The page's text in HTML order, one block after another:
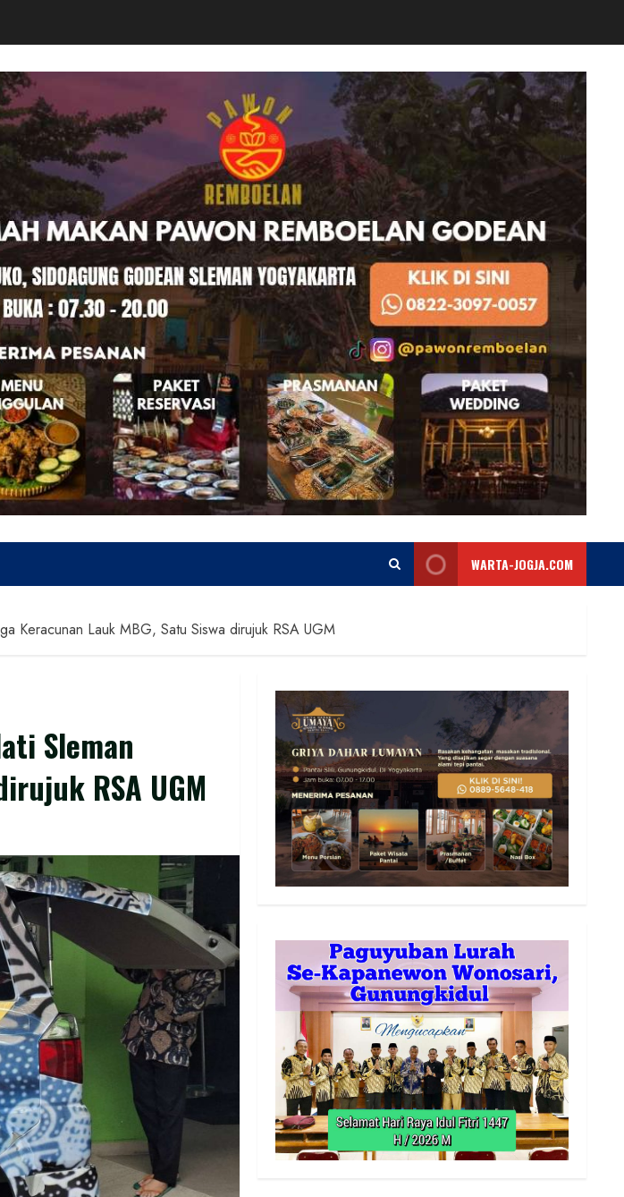
WARTA-JOGJA.COM
Keracunan Lauk MBG, Satu Siswa dirujuk RSA UGM
Sleman
RSA UGM